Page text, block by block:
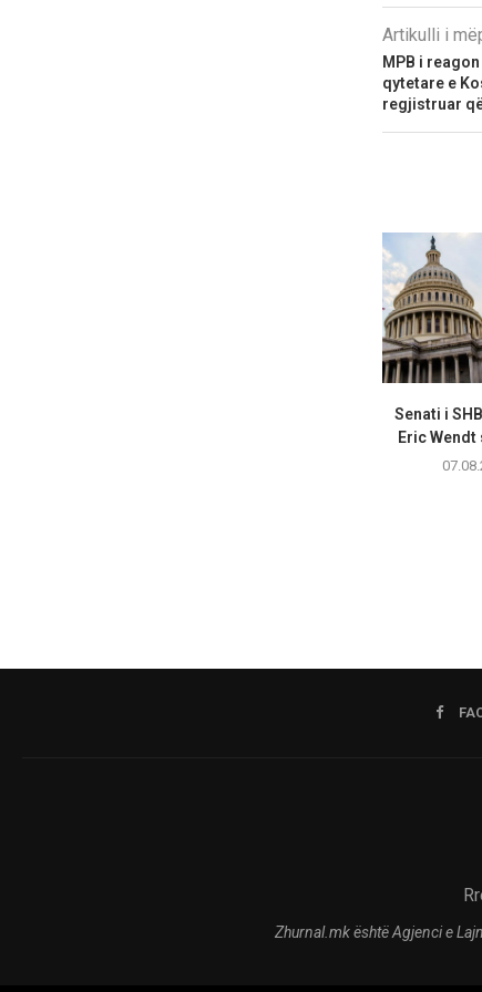
Artikulli i
MPB i
qytetare e
regjistruar
Senati i
Eric
Zhurnal.mk është Agjenci e